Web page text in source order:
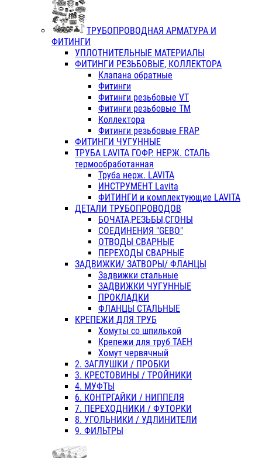
ТРУБОПРОВОДНАЯ АРМАТУРА И
ФИТИНГИ
УПЛОТНИТЕЛЬНЫЕ МАТЕРИАЛЫ
ФИТИНГИ РЕЗЬБОВЫЕ, КОЛЛЕКТОРА
Клапана обратные
Фитинги
Фитинги резьбовые VT
Фитинги резьбовые ТМ
Коллектора
Фитинги резьбовые FRAP
ФИТИНГИ ЧУГУННЫЕ
ТРУБА LAVITA ГОФР. НЕРЖ. СТАЛЬ
термообработанная
Труба нерж. LAVITA
ИНСТРУМЕНТ Lavita
ФИТИНГИ и комплектующие LAVITA
ДЕТАЛИ ТРУБОПРОВОДОВ
БОЧАТА,РЕЗЬБЫ,СГОНЫ
СОЕДИНЕНИЯ "GEBO"
ОТВОДЫ СВАРНЫЕ
ПЕРЕХОДЫ СВАРНЫЕ
ЗАДВИЖКИ/ ЗАТВОРЫ/ ФЛАНЦЫ
Задвижки стальные
ЗАДВИЖКИ ЧУГУННЫЕ
ПРОКЛАДКИ
ФЛАНЦЫ СТАЛЬНЫЕ
КРЕПЕЖИ ДЛЯ ТРУБ
Хомуты со шпилькой
Крепежи для труб ТАЕН
Хомут червячный
2. ЗАГЛУШКИ / ПРОБКИ
3. КРЕСТОВИНЫ / ТРОЙНИКИ
4. МУФТЫ
6. КОНТРГАЙКИ / НИППЕЛЯ
7. ПЕРЕХОДНИКИ / ФУТОРКИ
8. УГОЛЬНИКИ / УДЛИНИТЕЛИ
9. ФИЛЬТРЫ